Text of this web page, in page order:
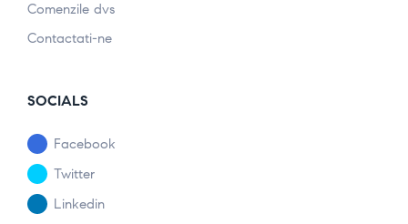
Comenzile dvs
Contactati-ne
SOCIALS
Facebook
Twitter
Linkedin